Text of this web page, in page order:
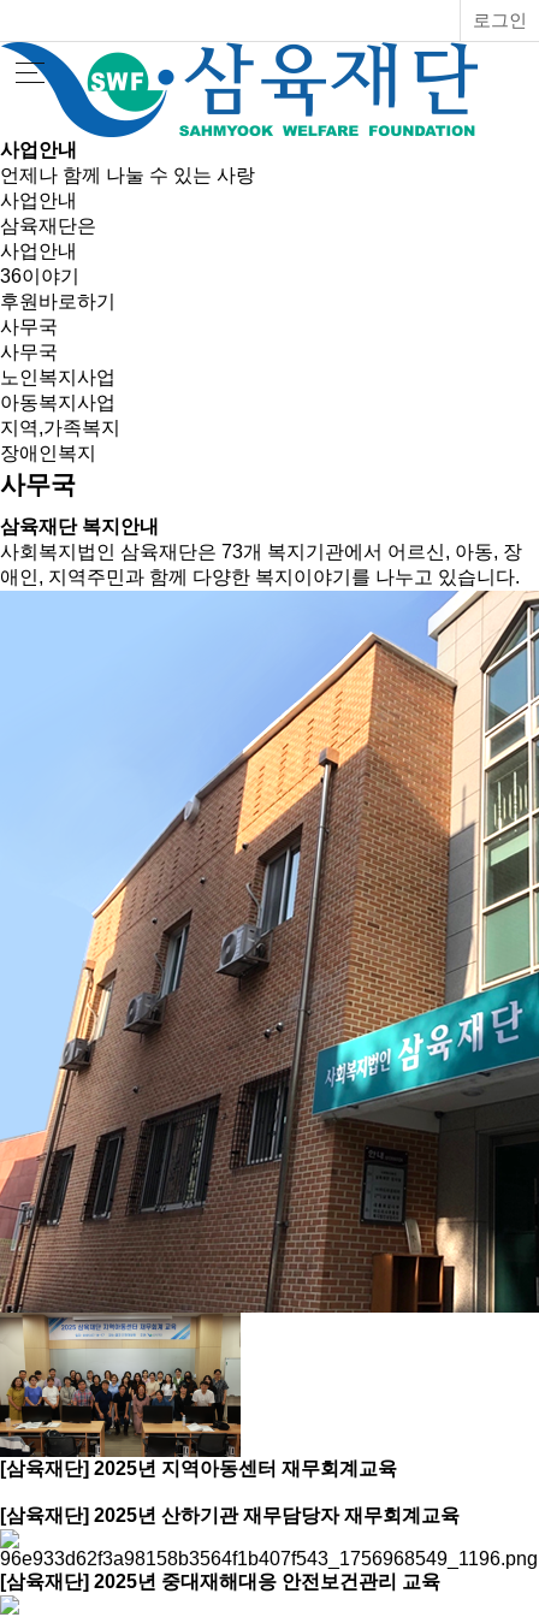
로그인
사업안내
언제나 함께 나눌 수 있는 사랑
사업안내
삼육재단은
사업안내
36이야기
후원바로하기
사무국
사무국
노인복지사업
아동복지사업
지역,가족복지
장애인복지
사무국
삼육재단 복지안내
사회복지법인 삼육재단은 73개 복지기관에서 어르신, 아동, 장
애인, 지역주민과 함께 다양한 복지이야기를 나누고 있습니다.
[삼육재단] 2025년 지역아동센터 재무회계교육
[삼육재단] 2025년 산하기관 재무담당자 재무회계교육
[삼육재단] 2025년 중대재해대응 안전보건관리 교육